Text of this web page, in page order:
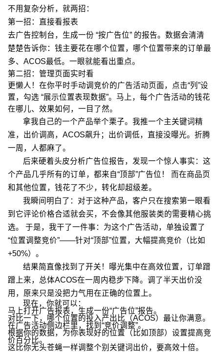
不用复杂分析，就两招：
第一招：直接看报表
去广告控制台，生成一份 “按广告位” 的报告。数据会清清
楚楚告诉你：钱主要花在哪个位置，哪个位置带来的订单最
多、ACOS最低。一眼就能看出重点。
第二招：管理页面实时看
更懒人！在你平时手动调竞价的广告活动页面，点击“列”设
置，勾选 “展示位置表现数据”。马上，每个广告活动的钱花
在哪儿、效果如何，一目了然。
拿我自己的一个产品举个栗子。我推一个主关键词精
准，出价调高，ACOS飙升；出价调低，直接没曝光。折腾
一周，人都麻了。
后来硬着头皮分析广告位报告，发现一个惊人事实：这
个产品几乎所有的订单，都来自“顶部”广告位！ 而在商品页
和其他位置，钱花了不少，转化却超级差。
我瞬间明白了：对于这种产品，客户只在搜索第一眼看
到它评论价格合适就会买，不会像其他服装类的需要精心挑
选。 于是，我干了一件事：为这个广告活动，单独设置了
“位置调整竞价”——针对“顶部”位置，大幅提高竞价（比如
+50%）。
结果简直像找到了开关！曝光集中在高效位置，订单蹭
蹭上来，总体ACOS在一周内稳步下降。调了半天出价没
用，原来只是没把力气用在正确的位置上。
现在，你就可以：
马上打开广告报表，生成一份“广告位”报告。
对比一下，哪个位置的投入产出比（ACOS）最让你满意。
在广告活动侧边栏里，找到“竞价调整”。
根据你的数据，为你表现好的位置（比如顶部）设置提高竞
价百分比。
这比你无头苍蝇一样调整个别关键词出价，要高效十倍。